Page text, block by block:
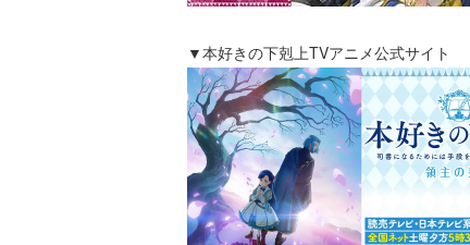
▼本好きの下剋上TVアニメ公式サイト